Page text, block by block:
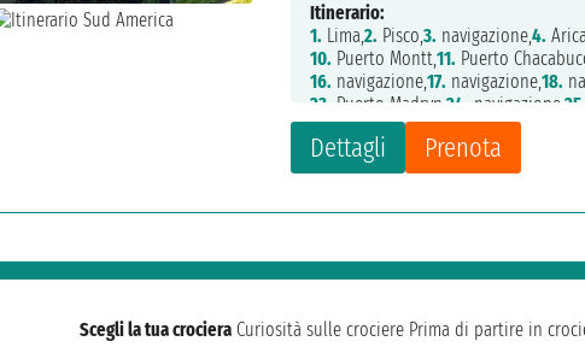
Dettagli Prenota
Itinerario:
1. Lima,2. Pisco,3. navigazione,4.
10. Puerto Montt,11. Puerto
16. navigazione,17. navigazione,18.
23. Puerto Madryn,24. navigazione,25.
29.navigazione,30.navigazione,
Scegli la tua crociera Curiosità sulle crociere Prima di partire in